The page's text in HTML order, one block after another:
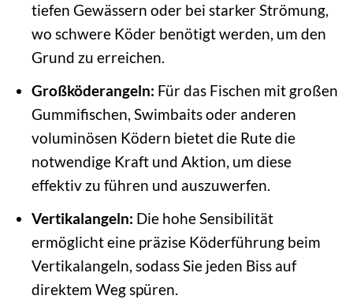
tiefen Gewässern oder bei starker Strömung,
wo schwere Köder benötigt werden, um den
Grund zu erreichen.
Großköderangeln: Für das Fischen mit großen
Gummifischen, Swimbaits oder anderen
voluminösen Ködern bietet die Rute die
notwendige Kraft und Aktion, um diese
effektiv zu führen und auszuwerfen.
Vertikalangeln: Die hohe Sensibilität
ermöglicht eine präzise Köderführung beim
Vertikalangeln, sodass Sie jeden Biss auf
direktem Weg spüren.